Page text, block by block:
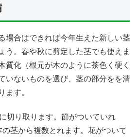
場合はできれば今年生えた新しい茎
う。春や秋に剪定した茎でも使えま
質化（根元が木のように茶色く硬く
いないものを選び、茎の部分をを清
ます。
切り取ります。節がついていれ
茎から複数とれます。花がついて